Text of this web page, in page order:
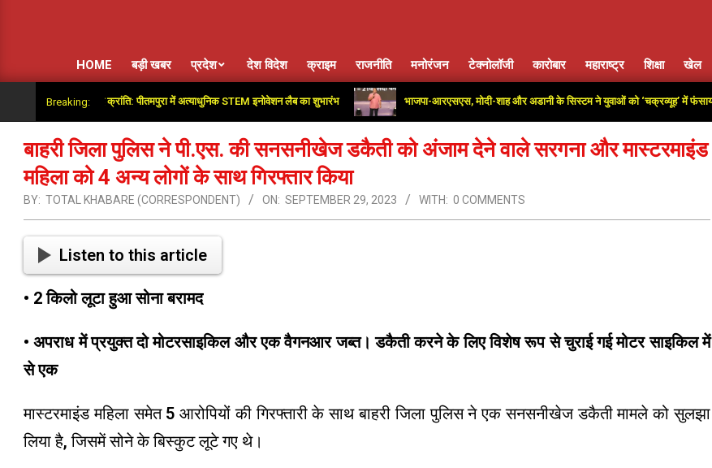
Primary
Navigation
HOME बड़ी खबर प्रदेश देश विदेश क्राइम राजनीति मनोरंजन टेक्नोलॉजी कारोबार महाराष्ट्र शिक्षा खेल
Breaking:
क्षेत्र में नई क्रांति: पीतमपुरा में अत्याधुनिक STEM इनोवेशन लैब का शुभारंभ भाजपा-आरएसएस, मोदी-शाह और अडानी के सिस्टम ने युवाओं को ‘चक्रव्यूह’ में फंसाया: राहुल गांधी
बाहरी जिला पुलिस ने पी.एस. की सनसनीखेज डकैती को अंजाम देने वाले सरगना और मास्टरमाइंड
महिला को 4 अन्य लोगों के साथ गिरफ्तार किया
BY: TOTAL KHABARE (CORRESPONDENT) ON: SEPTEMBER 29, 2023 WITH: 0 COMMENTS
Listen to this article
• 2 किलो लूटा हुआ सोना बरामद
• अपराध में प्रयुक्त दो मोटरसाइकिल और एक वैगनआर जब्त। डकैती करने के लिए विशेष रूप से चुराई गई मोटर साइकिल में
से एक
मास्टरमाइंड महिला समेत 5 आरोपियों की गिरफ्तारी के साथ बाहरी जिला पुलिस ने एक सनसनीखेज डकैती मामले को सुलझा
लिया है, जिसमें सोने के बिस्कुट लूटे गए थे।